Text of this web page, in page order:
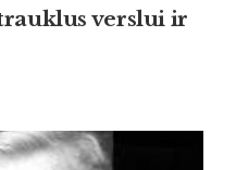
verslui ir